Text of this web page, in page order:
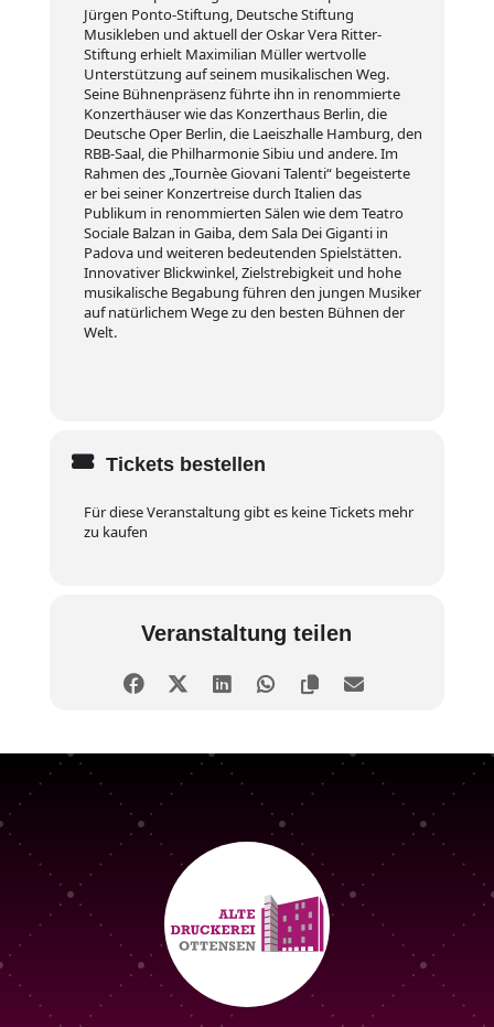
Jürgen Ponto-Stiftung, Deutsche Stiftung
Musikleben und aktuell der Oskar Vera Ritter-
Stiftung erhielt Maximilian Müller wertvolle
Unterstützung auf seinem musikalischen Weg.
Seine Bühnenpräsenz führte ihn in renommierte
Konzerthäuser wie das Konzerthaus Berlin, die
Deutsche Oper Berlin, die Laeiszhalle Hamburg, den
RBB-Saal, die Philharmonie Sibiu und andere. Im
Rahmen des „Tournèe Giovani Talenti“ begeisterte
er bei seiner Konzertreise durch Italien das
Publikum in renommierten Sälen wie dem Teatro
Sociale Balzan in Gaiba, dem Sala Dei Giganti in
Padova und weiteren bedeutenden Spielstätten.
Innovativer Blickwinkel, Zielstrebigkeit und hohe
musikalische Begabung führen den jungen Musiker
auf natürlichem Wege zu den besten Bühnen der
Welt.
Tickets bestellen
Für diese Veranstaltung gibt es keine Tickets mehr
zu kaufen
Veranstaltung teilen